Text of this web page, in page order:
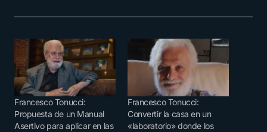
Francesco Tonucci:
Propuesta de un Manual
Asertivo para aplicar en las
Francesco Tonucci:
Convertir la casa en un
«laboratorio» donde los